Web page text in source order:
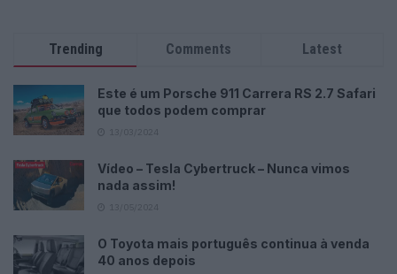
Trending Comments Latest
Este é um Porsche 911 Carrera RS 2.7 Safari
que todos podem comprar
Vídeo – Tesla Cybertruck – Nunca vimos
nada assim!
O Toyota mais português continua à venda
40 anos depois